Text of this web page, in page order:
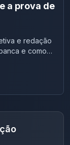
a prova de
e redação
e como